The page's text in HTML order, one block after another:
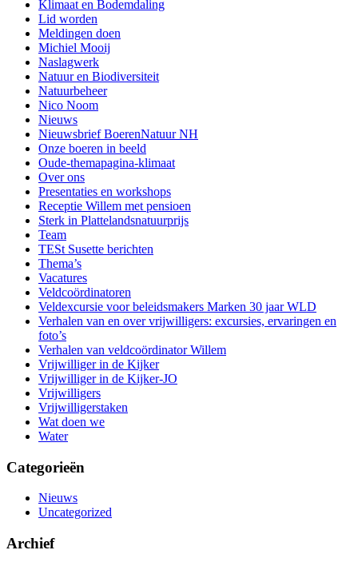
Klimaat en Bodemdaling
Lid worden
Meldingen doen
Michiel Mooij
Naslagwerk
Natuur en Biodiversiteit
Natuurbeheer
Nico Noom
Nieuws
Nieuwsbrief BoerenNatuur NH
Onze boeren in beeld
Oude-themapagina-klimaat
Over ons
Presentaties en workshops
Receptie Willem met pensioen
Sterk in Plattelandsnatuurprijs
Team
TESt Susette berichten
Thema’s
Vacatures
Veldcoördinatoren
Veldexcursie voor beleidsmakers Marken 30 jaar WLD
Verhalen van en over vrijwilligers: excursies, ervaringen en
foto’s
Verhalen van veldcoördinator Willem
Vrijwilliger in de Kijker
Vrijwilliger in de Kijker-JO
Vrijwilligers
Vrijwilligerstaken
Wat doen we
Water
Categorieën
Nieuws
Uncategorized
Archief